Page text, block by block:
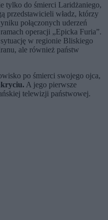
tylko do śmierci Laridżaniego,
przedstawicieli władz, którzy
połączonych uderzeń
operacji „Epicka Furia”.
w regionie Bliskiego
ale również państw
po śmierci swojego ojca,
A jego pierwsze
telewizji państwowej.